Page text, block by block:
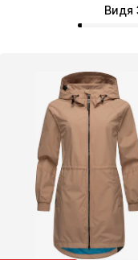
Видя